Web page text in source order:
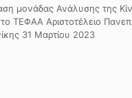
μονάδας Ανάλυσης της
ΤΕΦΑΑ Αριστοτέλειο
31 Μαρτίου 2023